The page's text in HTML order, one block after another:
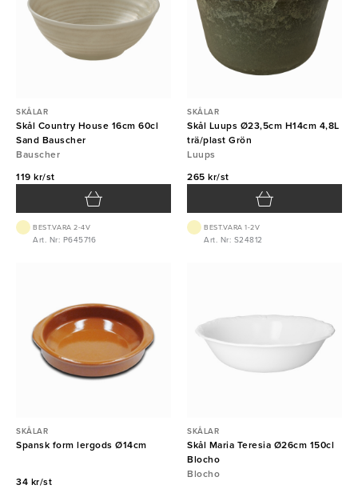
SKÅLAR
Skål Country House 16cm 60cl
Sand Bauscher
Bauscher
119 kr/st
BEST.VARA 2-4V
Art. Nr: P645716
SKÅLAR
Skål Luups Ø23,5cm H14cm 4,8L
trä/plast Grön
Luups
265 kr/st
BEST.VARA 1-2V
Art. Nr: S24812
SKÅLAR
Spansk form lergods Ø14cm
34 kr/st
SKÅLAR
Skål Maria Teresia Ø26cm 150cl
Blocho
Blocho